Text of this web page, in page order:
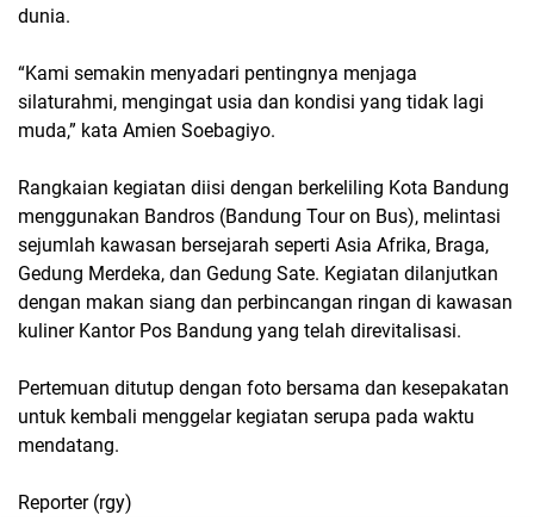
dunia.
“Kami semakin menyadari pentingnya menjaga
silaturahmi, mengingat usia dan kondisi yang tidak lagi
muda,” kata Amien Soebagiyo.
Rangkaian kegiatan diisi dengan berkeliling Kota Bandung
menggunakan Bandros (Bandung Tour on Bus), melintasi
sejumlah kawasan bersejarah seperti Asia Afrika, Braga,
Gedung Merdeka, dan Gedung Sate. Kegiatan dilanjutkan
dengan makan siang dan perbincangan ringan di kawasan
kuliner Kantor Pos Bandung yang telah direvitalisasi.
Pertemuan ditutup dengan foto bersama dan kesepakatan
untuk kembali menggelar kegiatan serupa pada waktu
mendatang.
Reporter (rgy)